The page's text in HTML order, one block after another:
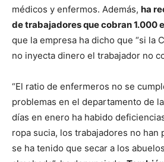
médicos y enfermos. Además, ha
de trabajadores que cobran 1.000
que la empresa ha dicho que “si la
no inyecta dinero el trabajador no
“El ratio de enfermeros no se
problemas en el departamento de
días en enero ha habido
ropa sucia, los trabajadores no han
se ha tenido que secar a los